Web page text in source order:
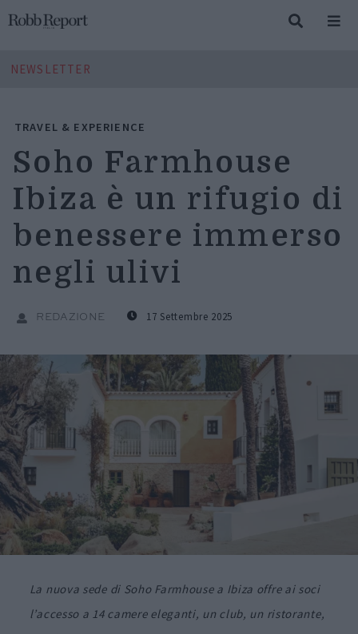
NEWSLETTER
TRAVEL & EXPERIENCE
Soho Farmhouse
Ibiza è un rifugio di
benessere immerso
negli ulivi
REDAZIONE 17 Settembre 2025
La nuova sede di Soho Farmhouse a Ibiza offre ai soci
l’accesso a 14 camere eleganti, un club, un ristorante,